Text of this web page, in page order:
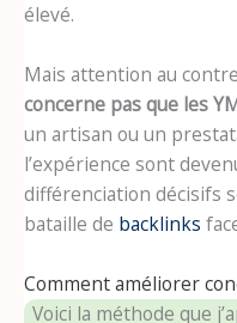
élevé.
Mais attention au
concerne pas que les
un artisan ou un
l’expérience sont
différenciation décisifs
bataille de backlinks
Comment améliorer
Voici la méthode que